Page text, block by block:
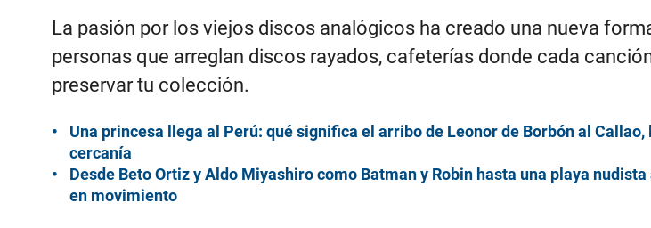
La pasión por los viejos discos analógicos ha creado una nueva
personas que arreglan discos rayados, cafeterías donde cada
preservar tu colección.
Una princesa llega al Perú: qué significa el arribo de Leonor de Borbón al
cercanía
Desde Beto Ortiz y Aldo Miyashiro como Batman y Robin hasta una playa
en movimiento